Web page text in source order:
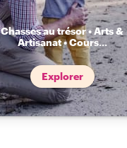
Chasses au trésor • Arts &
Artisanat • Cours...
Explorer